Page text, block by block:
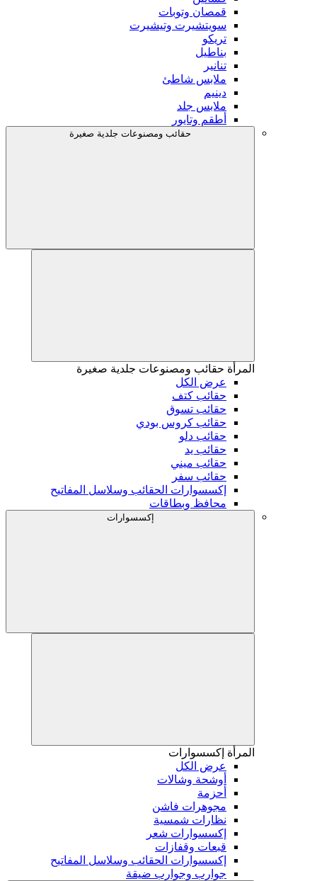
قمصان وتوبات
سويتشيرت وتيشيرت
تريكو
بناطيل
تنانير
ملابس شاطئ
دينيم
ملابس جلد
أطقم وتايور
حقائب ومصنوعات جلدية صغيرة
المرأة حقائب ومصنوعات جلدية صغيرة
عرض الكل
حقائب كتف
حقائب تسوق
حقائب كروس بودي
حقائب دلو
حقائب يد
حقائب ميني
حقائب سفر
إكسسوارات الحقائب وسلاسل المفاتيح
محافظ وبطاقات
إكسسوارات
المرأة إكسسوارات
عرض الكل
أوشحة وشالات
أحزمة
مجوهرات فاشن
نظارات شمسية
إكسسوارات شعر
قبعات وقفازات
إكسسوارات الحقائب وسلاسل المفاتيح
جوارب وجوارب ضيقة